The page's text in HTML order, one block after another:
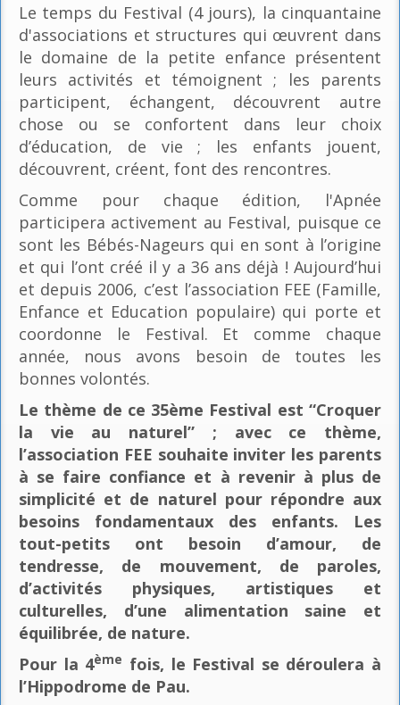
Le temps du Festival (4 jours), la cinquantaine
d'associations et structures qui œuvrent dans
le domaine de la petite enfance présentent
leurs activités et témoignent ; les parents
participent, échangent, découvrent autre
chose ou se confortent dans leur choix
d’éducation, de vie ; les enfants jouent,
découvrent, créent, font des rencontres.
Comme pour chaque édition, l'Apnée
participera activement au Festival, puisque ce
sont les Bébés-Nageurs qui en sont à l’origine
et qui l’ont créé il y a 36 ans déjà ! Aujourd’hui
et depuis 2006, c’est l’association FEE (Famille,
Enfance et Education populaire) qui porte et
coordonne le Festival. Et comme chaque
année, nous avons besoin de toutes les
bonnes volontés.
Le thème de ce 35ème Festival est “Croquer
la vie au naturel” ; avec ce thème,
l’association FEE souhaite inviter les parents
à se faire confiance et à revenir à plus de
simplicité et de naturel pour répondre aux
besoins fondamentaux des enfants. Les
tout-petits ont besoin d’amour, de
tendresse, de mouvement, de paroles,
d’activités physiques, artistiques et
culturelles, d’une alimentation saine et
équilibrée, de nature.
Pour la 4ème fois, le Festival se déroulera à
l’Hippodrome de Pau.